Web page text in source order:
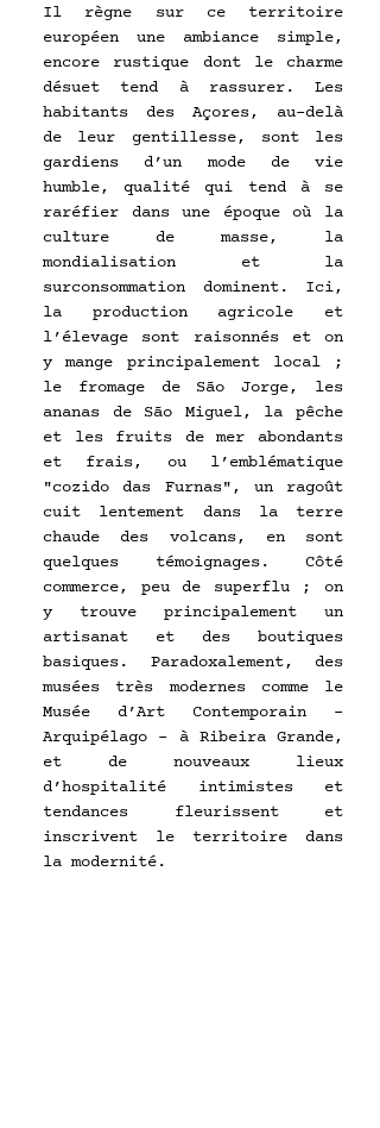
Il règne sur ce territoire
européen une ambiance simple,
encore rustique dont le charme
désuet tend à rassurer. Les
habitants des Açores, au-delà
de leur gentillesse, sont les
gardiens d’un mode de vie
humble, qualité qui tend à se
raréfier dans une époque où la
culture de masse, la
mondialisation et la
surconsommation dominent. Ici,
la production agricole et
l’élevage sont raisonnés et on
y mange principalement local ;
le fromage de São Jorge, les
ananas de São Miguel, la pêche
et les fruits de mer abondants
et frais, ou l’emblématique
"cozido das Furnas", un ragoût
cuit lentement dans la terre
chaude des volcans, en sont
quelques témoignages. Côté
commerce, peu de superflu ; on
y trouve principalement un
artisanat et des boutiques
basiques. Paradoxalement, des
musées très modernes comme le
Musée d’Art Contemporain -
Arquipélago - à Ribeira Grande,
et de nouveaux lieux
d’hospitalité intimistes et
tendances fleurissent et
inscrivent le territoire dans
la modernité.